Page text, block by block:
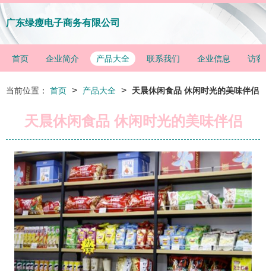
广东绿瘦电子商务有限公司
首页 企业简介 产品大全 联系我们 企业信息 访客
当前位置： 首页 > 产品大全 > 天晨休闲食品 休闲时光的美味伴侣
天晨休闲食品 休闲时光的美味伴侣